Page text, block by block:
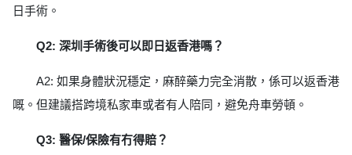
日手術。
Q2: 深圳手術後可以即日返香港嗎？
A2: 如果身體狀況穩定，麻醉藥力完全消散，係可以返香港
嘅。但建議搭跨境私家車或者有人陪同，避免舟車勞頓。
Q3: 醫保/保險有冇得賠？